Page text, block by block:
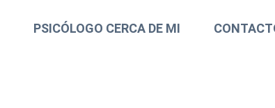
PSICÓLOGO CERCA DE MI